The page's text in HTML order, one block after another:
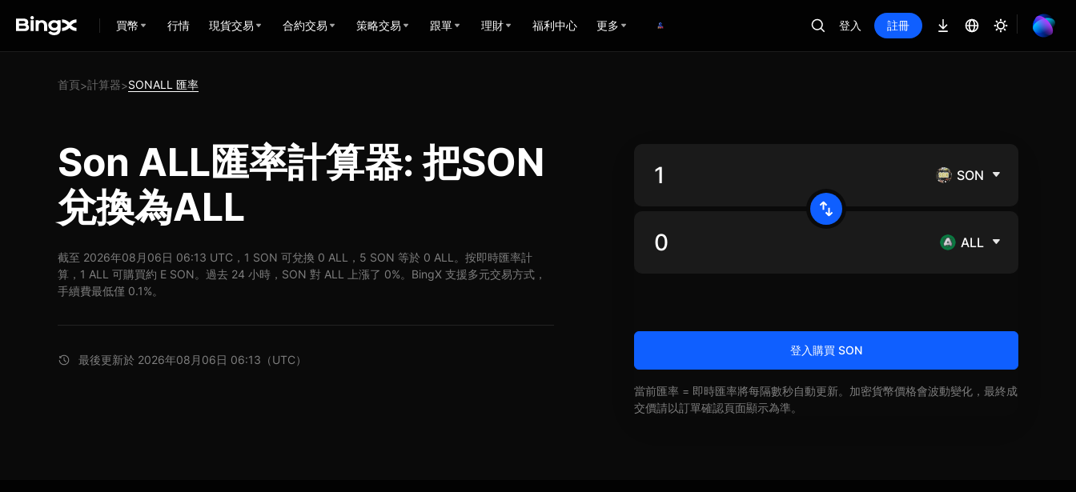
買幣 行情 現貨交易 合約交易 策略交易 跟單 理財 福利中心 更多 登入 註冊
首頁>計算器>SONALL 匯率
Son ALL匯率計算器: 把SON
兌換為ALL
截至 2026年08月06日 06:13 UTC，1 SON 可兌換 0 ALL，5 SON 等於 0 ALL。按即時匯率計
算，1 ALL 可購買約 E SON。過去 24 小時，SON 對 ALL 上漲了 0%。BingX 支援多元交易方式，
手續費最低僅 0.1%。
最後更新於 2026年08月06日 06:13（UTC）
SON
ALL
登入購買 SON
當前匯率 = 即時匯率將每隔數秒自動更新。加密貨幣價格會波動變化，最終成
交價請以訂單確認頁面顯示為準。